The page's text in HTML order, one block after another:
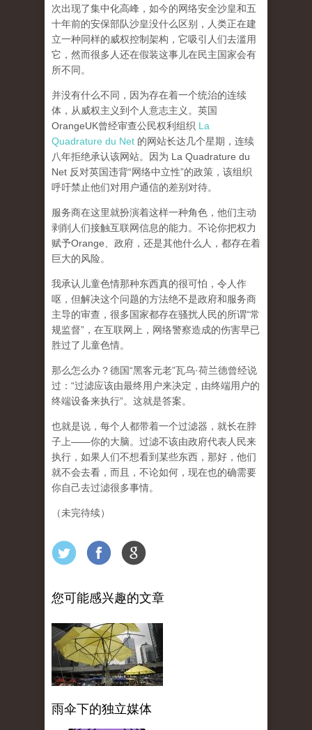
次出现了集中化高峰， 如今的网络安全沙皇和五
十年前的安保部队沙皇没什么区别，人类正在建
立一种同样的威权控制架构，它吸引人们去滥用
它，然而很多人还在假装这事儿在民主国家会有
所不同。
并没有什么不同，因为存在着一个统治的连续
体，从威权主义到个人意志主义。英国
OrangeUK曾经审查公民权利组织 La
Quadrature du Net 的网站长达几个星期，连续
八年拒绝承认该网站。因为 La Quadrature du
Net 反对英国违背“网络中立性”的政策，该组织
呼吁禁止他们对用户通信的差别对待。
服务商在这里就扮演着这样一种角色，他们主动
剥削人们接触互联网信息的能力。不论你把权力
赋予Orange、政府，还是其他什么人，都存在着
巨大的风险。
我承认儿童色情那种东西真的很可怕，令人作
呕，但解决这个问题的方法绝不是政府和服务商
主导的审查，很多国家都存在骚扰人民的所谓“常
规监督”，在互联网上，网络警察造成的伤害早已
胜过了儿童色情。
那么怎么办？德国“黑客元老”瓦乌·荷兰德曾经说
过：“过滤应该由最终用户来决定，由终端用户的
终端设备来执行”。这就是答案。
也就是说，每个人都带着一个过滤器，就长在脖
子上——你的大脑。过滤不该由政府代表人民来
执行，如果人们不想看到某些东西，那好，他们
就不会去看，而且，不论如何，现在也的确需要
你自己去过滤很多事情。
（未完待续）
您可能感兴趣的文章
雨伞下的独立媒体